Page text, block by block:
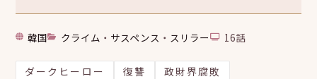
韓国 クライム ・ サスペンス ・ スリラー 16話
ダークヒーロー 復讐
政財界腐敗